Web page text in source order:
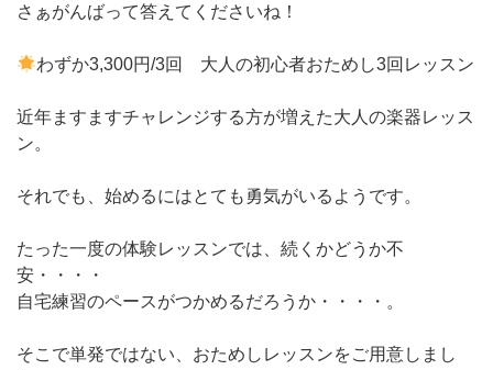
さぁがんばって答えてくださいね！
わずか3,300円/3回 大人の初心者おためし3回レッスン
近年ますますチャレンジする方が増えた大人の楽器レッス
ン。
それでも、始めるにはとても勇気がいるようです。
たった一度の体験レッスンでは、続くかどうか不
安・・・・
自宅練習のペースがつかめるだろうか・・・・。
そこで単発ではない、おためしレッスンをご用意しまし